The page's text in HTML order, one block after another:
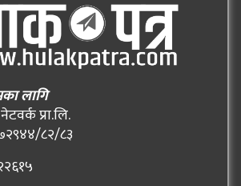
लागि
प्रा.लि.
८२/८३